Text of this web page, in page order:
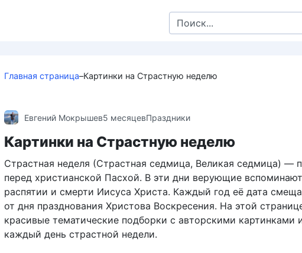
Search
for:
Главная страница–Картинки на Страстную неделю
Евгений Мокрышев5 месяцевПраздники
Картинки на Страстную неделю
Страстная неделя (Страстная седмица, Великая седмица) —
перед христианской Пасхой. В эти дни верующие
распятии и смерти Иисуса Христа. Каждый год её дата
от дня празднования Христова Воскресения. На этой
красивые тематические подборки с авторскими картинками
каждый день страстной недели.